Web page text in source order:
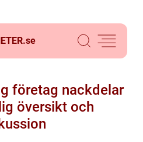
se
företag nackdelar
översikt och